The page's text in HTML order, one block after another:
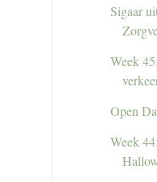
Sigaar
Week
Open
Week